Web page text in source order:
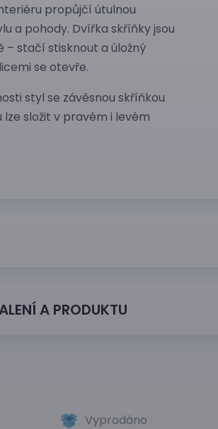
propůjčí útulnou
a pohody. Dvířka skříňky jsou
– stačí stisknout a úložný
se otevře.
styl se závěsnou skříňkou
lze složit v pravém i levém
A PRODUKTU
Vyprodáno